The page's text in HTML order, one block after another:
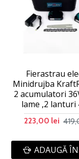
Fierastrau
Minidrujba
2 acumulatori
lame ,2 lanturi
223,00 lei
ADAUGĂ